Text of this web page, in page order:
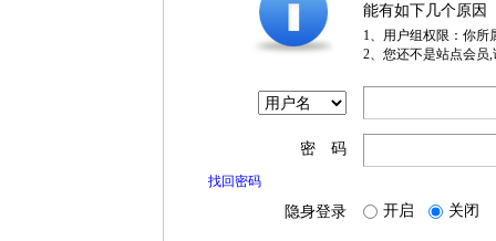
能有如下几个原因
1、用户组权限：你所
2、您还不是站点会员
密 码
找回密码
隐身登录 开启 关闭